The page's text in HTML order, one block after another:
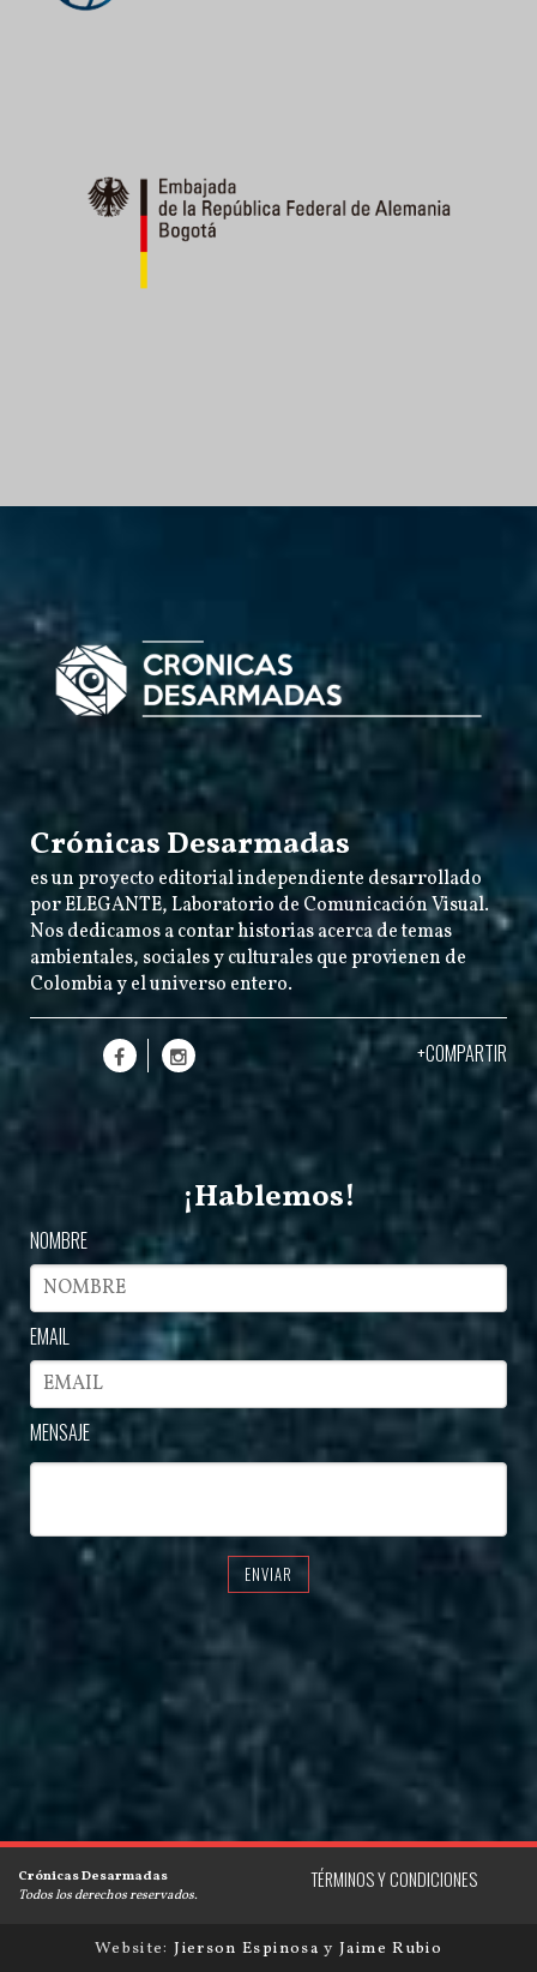
Crónicas Desarmadas
es un proyecto editorial independiente desarrollado
porELEGANTE, Laboratorio de Comunicación Visual.
Nos dedicamos a contar historias acerca de temas
ambientales, sociales y culturales que provienen de
Colombia y el universo entero.
+COMPARTIR
¡Hablemos!
NOMBRE
EMAIL
MENSAJE
ENVIAR
Crónicas Desarmadas
Todos los derechos reservados.
TÉRMINOS Y CONDICIONES
Website:Jierson EspinosayJaime Rubio